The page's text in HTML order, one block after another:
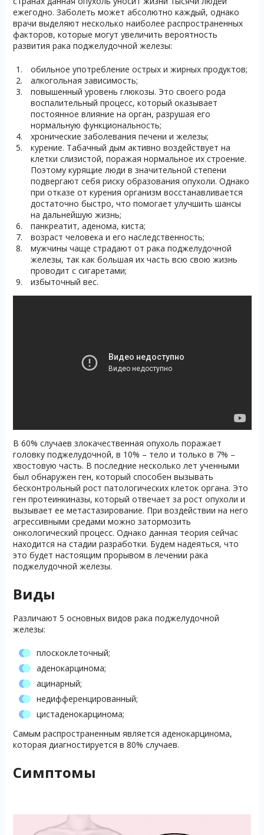
ежегодно. Заболеть может абсолютно каждый, однако
врачи выделяют несколько наиболее распространенных
факторов, которые могут увеличить вероятность
развития рака поджелудочной железы:
обильное употребление острых и жирных продуктов;
алкогольная зависимость;
повышенный уровень глюкозы. Это своего рода
воспалительный процесс, который оказывает
постоянное влияние на орган, разрушая его
нормальную функциональность;
хронические заболевания печени и железы;
курение. Табачный дым активно воздействует на
клетки слизистой, поражая нормальное их строение.
Поэтому курящие люди в значительной степени
подвергают себя риску образования опухоли. Однако
при отказе от курения организм восстанавливается
достаточно быстро, что помогает улучшить шансы
на дальнейшую жизнь;
панкреатит, аденома, киста;
возраст человека и его наследственность;
мужчины чаще страдают от рака поджелудочной
железы, так как большая их часть всю свою жизнь
проводит с сигаретами;
избыточный вес.
В 60% случаев злокачественная опухоль поражает
головку поджелудочной, в 10% – тело и только в 7% –
хвостовую часть. В последние несколько лет ученными
был обнаружен ген, который способен вызывать
бесконтрольный рост патологических клеток органа. Это
ген протеинкиназы, который отвечает за рост опухоли и
вызывает ее метастазирование. При воздействии на него
агрессивными средами можно затормозить
онкологический процесс. Однако данная теория сейчас
находится на стадии разработки. Будем надеяться, что
это будет настоящим прорывом в лечении рака
поджелудочной железы.
Виды
Различают 5 основных видов рака поджелудочной
железы:
плоскоклеточный;
аденокарцинома;
ацинарный;
недифференцированный;
цистаденокарцинома;
Самым распространенным является аденокарцинома,
которая диагностируется в 80% случаев.
Симптомы